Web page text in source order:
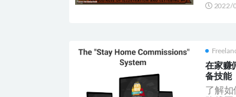
2022/
在家赚
备技能
了解如